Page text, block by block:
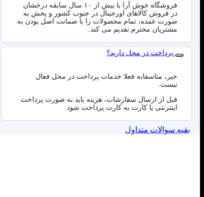
فروشگاه خوش آرا با بیش از ۱۰ سال سابقه درخشان
در فروش کالاهای اورجینال در جنوب کشور و پخش به
صورت عمده، تمام محصولات را با ضمانت اصل بودن به
مشتریان محترم تقدیم می کند.
پرداخت در محل دارید؟
خیر، متاسفانه فعلا خدمات پرداخت در محل فعال
نیست.
قبل از ارسال سفارشات، هزینه باید به صورت پرداخت
اینترنتی یا کارت به کارت پرداخت شود.
بقیه سوالات متداول